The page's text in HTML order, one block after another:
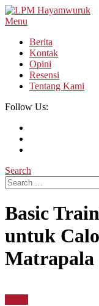
Skip
To
Menu
Berita
Kontak
Opini
Resensi
Tentang Kami
Follow Us:
Search
Search
for:
Basic
untuk
Matrapala